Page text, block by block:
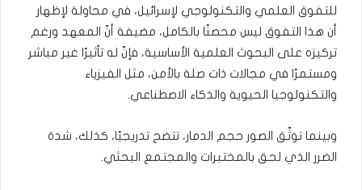
للتفوق العلمي والتكنولوجي لإسرائيل، في محاولة لإظهار
أن هذا التفوق ليس محصنًا بالكامل، مضيفة أنّ المعهد ورغم
تركيزه على البحوث العلمية الأساسية، فإنّ له تأثيرًا غير مباشر
ومستمرًا في مجالات ذات صلة بالأمن، مثل الفيزياء
والتكنولوجيا الحيوية والذكاء الاصطناعي.
وبينما توثّق الصور حجم الدمار، تتضح تدريجيًا، كذلك، شدة
الضرر الذي لحق بالمختبرات والمجتمع البحثي.